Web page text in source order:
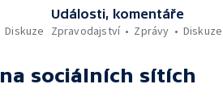
Diskuze
Události, komentáře
Zpravodajství
Zprávy Diskuze
na sociálních sítích